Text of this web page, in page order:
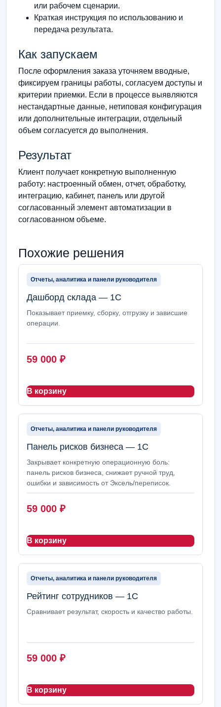
или рабочем сценарии.
Краткая инструкция по использованию и
передача результата.
Как запускаем
После оформления заказа уточняем вводные,
фиксируем границы работы, согласуем доступы и
критерии приемки. Если в процессе выявляются
нестандартные данные, нетиповая конфигурация
или дополнительные интеграции, отдельный
объем согласуется до выполнения.
Результат
Клиент получает конкретную выполненную
работу: настроенный обмен, отчет, обработку,
интеграцию, кабинет, панель или другой
согласованный элемент автоматизации в
согласованном объеме.
Похожие решения
Отчеты, аналитика и панели руководителя
Дашборд склада — 1С
Показывает приемку, сборку, отгрузку и зависшие
операции.
59 000 ₽
В корзину
Отчеты, аналитика и панели руководителя
Панель рисков бизнеса — 1С
Закрывает конкретную операционную боль:
панель рисков бизнеса, снижает ручной труд,
ошибки и зависимость от Эксель/переписок.
59 000 ₽
В корзину
Отчеты, аналитика и панели руководителя
Рейтинг сотрудников — 1С
Сравнивает результат, скорость и качество работы.
59 000 ₽
В корзину